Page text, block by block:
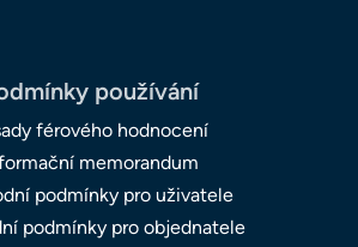
používání
férového hodnocení
memorandum
podmínky pro uživatele
podmínky pro objednatele